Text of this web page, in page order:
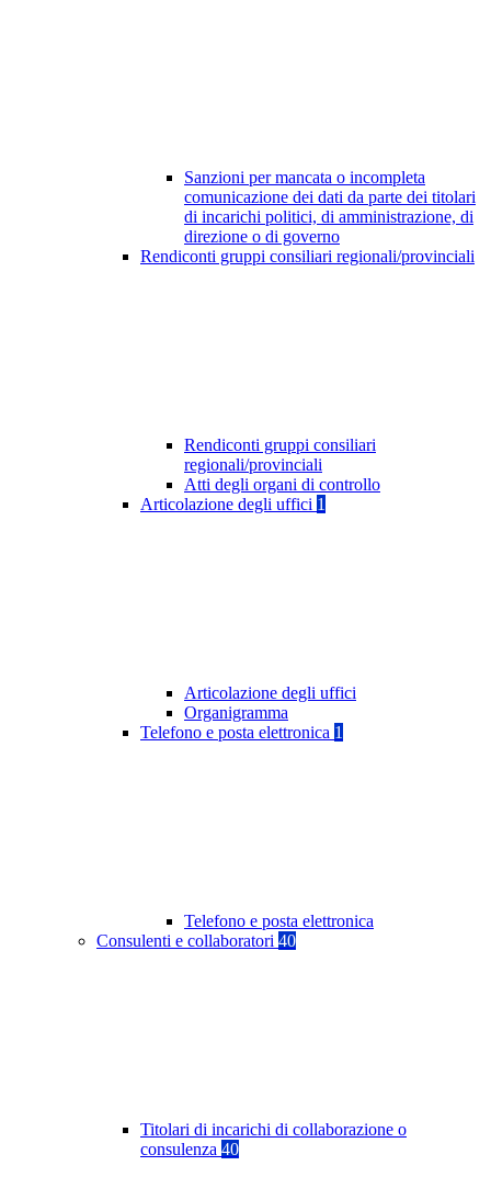
Sanzioni per mancata o incompleta
comunicazione dei dati da parte dei titolari
di incarichi politici, di amministrazione, di
direzione o di governo
Rendiconti gruppi consiliari regionali/provinciali
Rendiconti gruppi consiliari
regionali/provinciali
Atti degli organi di controllo
Articolazione degli uffici 1
Articolazione degli uffici
Organigramma
Telefono e posta elettronica 1
Telefono e posta elettronica
Consulenti e collaboratori 40
Titolari di incarichi di collaborazione o
consulenza 40